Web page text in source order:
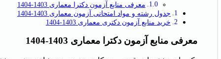
معرفی منابع آزمون دکترا معماری 1403-1404
جدول رشته و مواد امتحانی آزمون معماری 1403-1404
خرید منابع آزمون دکتری معماری 1403-1404
معرفی منابع آزمون دکترا معماری 1403-1404